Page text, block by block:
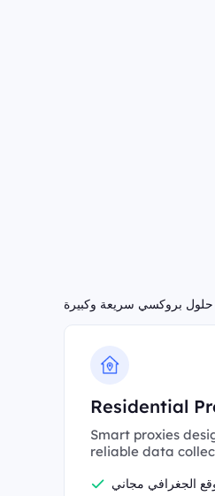
حلول بروكسي سريعة وكبيرة
Residential
Smart proxies
reliable data
الجغرافي مجاني